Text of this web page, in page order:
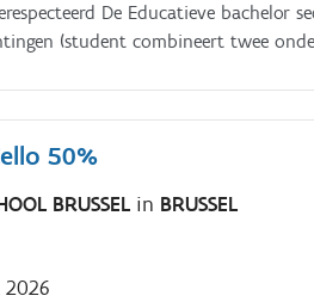
De Educatieve
(student combineert twee
50%
BRUSSEL in BRUSSEL